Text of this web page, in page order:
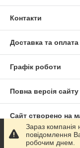
Контакти
Доставка та оплата
Графік роботи
Повна версія сайту
Сайт створено на
Політика
Зараз
повідомлення
робочим днем.